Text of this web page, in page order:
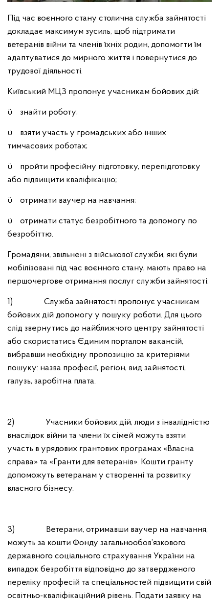
Під час воєнного стану столична служба зайнятості
докладає максимум зусиль, щоб підтримати
ветеранів війни та членів їхніх родин, допомогти їм
адаптуватися до мирного життя і повернутися до
трудової діяльності.
Київський МЦЗ пропонує учасникам бойових дій:
ü знайти роботу;
ü взяти участь у громадських або інших
тимчасових роботах;
ü пройти професійну підготовку, перепідготовку
або підвищити кваліфікацію;
ü отримати ваучер на навчання;
ü отримати статус безробітного та допомогу по
безробіттю.
Громадяни, звільнені з військової служби, які були
мобілізовані під час воєнного стану, мають право на
першочергове отримання послуг служби зайнятості.
1) Служба зайнятості пропонує учасникам
бойових дій допомогу у пошуку роботи. Для цього
слід звернутись до найближчого центру зайнятості
або скористатись Єдиним порталом вакансій,
вибравши необхідну пропозицію за критеріями
пошуку: назва професії, регіон, вид зайнятості,
галузь, заробітна плата.
2) Учасники бойових дій, люди з інвалідністю
внаслідок війни та члени їх сімей можуть взяти
участь в урядових грантових програмах «Власна
справа» та «Гранти для ветеранів». Кошти гранту
допоможуть ветеранам у створенні та розвитку
власного бізнесу.
3) Ветерани, отримавши ваучер на навчання,
можуть за кошти Фонду загальнообов’язкового
державного соціального страхування України на
випадок безробіття відповідно до затвердженого
переліку професій та спеціальностей підвищити свій
освітньо-кваліфікаційний рівень. Подати заявку на